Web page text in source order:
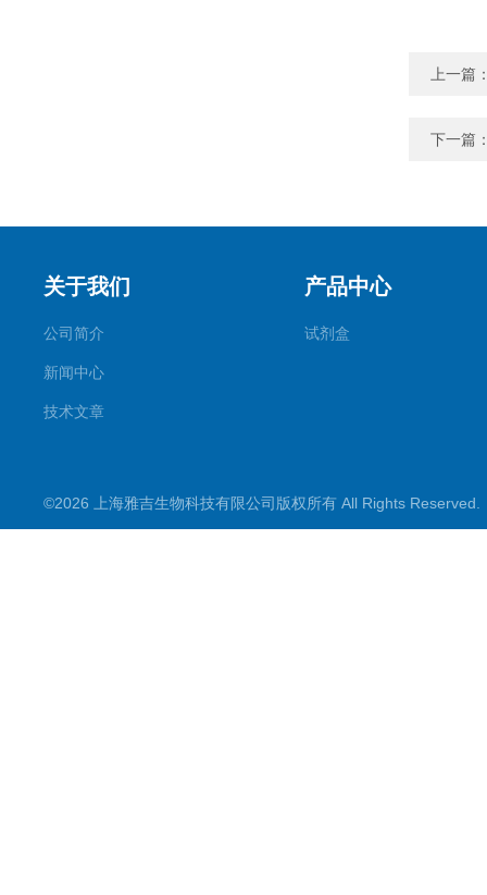
上一篇
下一篇
关于我们
公司简介
新闻中心
技术文章
产品中心
试剂盒
©2026 上海雅吉生物科技有限公司版权所有 All Rights